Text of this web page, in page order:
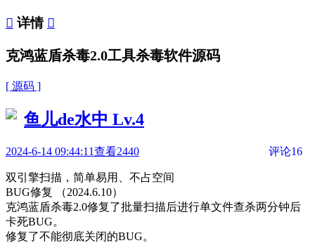
 详情 
克鸿蓝盾杀毒2.0工具杀毒软件源码
[ 源码 ]
鱼儿de水中 Lv.4
2024-6-14 09:44:11查看2440 评论16
双引擎扫描，简单易用、不占空间
BUG修复 （2024.6.10）
克鸿蓝盾杀毒2.0修复了批量扫描后进行单文件查杀两分钟后
卡死BUG。
修复了不能彻底关闭的BUG。